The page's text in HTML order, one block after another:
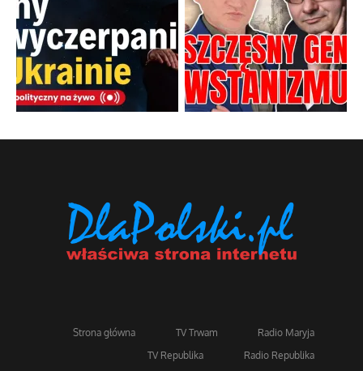
Strona główna TV Trwam
Radio Maryja
TV Republika
Radio Republika